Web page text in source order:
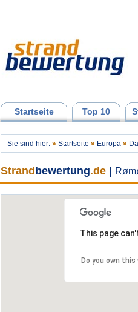
Startseite Top 10
Sie sind hier: » Startseite » Europa »
Strand bewertung.de
This page
Do you own